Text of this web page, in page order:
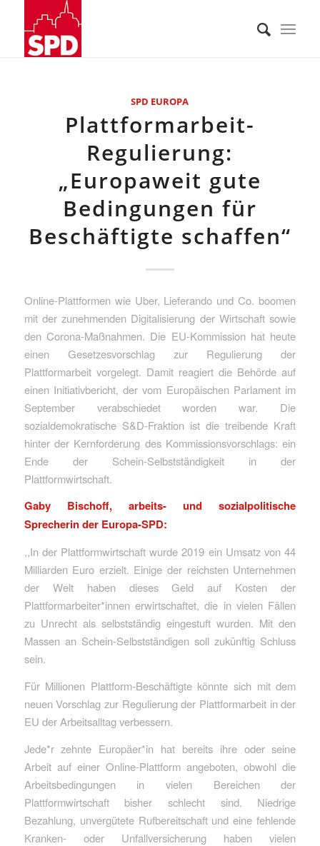
SPD EUROPA
Plattformarbeit-
Regulierung:
„Europaweit gute
Bedingungen für
Beschäftigte schaffen“
Online-Plattformen wie Uber, Lieferando und Co. boomen
mit der zunehmenden Digitalisierung der Wirtschaft sowie
den Corona-Maßnahmen. Die EU-Kommission hat heute
einen Gesetzesvorschlag zur Regulierung der
Plattformarbeit vorgelegt. Damit reagiert die Behörde auf
einen Initiativbericht, der vom Europäischen Parlament im
September verabschiedet worden war. Die
sozialdemokratische S&D-Fraktion ist die treibende Kraft
hinter der Kernforderung des Kommissionsvorschlags: ein
Ende der Schein-Selbstständigkeit in der
Plattformwirtschaft.
Gaby Bischoff, arbeits- und sozialpolitische
Sprecherin der Europa-SPD:
,,In der Plattformwirtschaft wurde 2019 ein Umsatz von 44
Milliarden Euro erzielt. Einige der reichsten Unternehmen
der Welt haben dieses Geld auf Kosten der
Plattformarbeiter*innen erwirtschaftet, die in vielen Fällen
zu Unrecht als selbstständig eingestuft wurden. Mit den
Massen an Schein-Selbstständigen soll zukünftig Schluss
sein.
Für Millionen Plattform-Beschäftigte könnte sich mit dem
neuen Vorschlag zur Regulierung der Plattformarbeit in der
EU der Arbeitsalltag verbessern.
Jede*r zehnte Europäer*in hat bereits ihre oder seine
Arbeit auf einer Online-Plattform angeboten, obwohl die
Arbeitsbedingungen in vielen Bereichen der
Plattformwirtschaft bisher schlecht sind. Niedrige
Bezahlung, unvergütete Rufbereitschaft und eine fehlende
Kranken- oder Unfallversicherung haben vielen